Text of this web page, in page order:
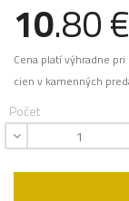
10.80 €
Cena platí výhradne
cien v kamenných
Počet